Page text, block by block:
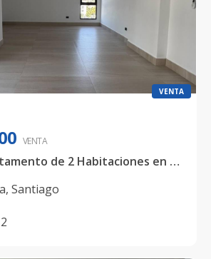
VENTA
VENTA
Exclusivo Apartamento de 2 Habitaciones en La Esmeralda con Rooftop, Piscina Infinita y Vista Panorámica
, Santiago
2